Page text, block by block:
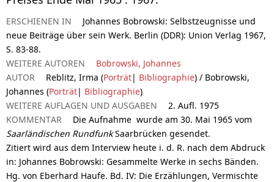
ERSCHIENEN IN
Johannes Bobrowski: Selbstzeugnisse und
neue Beiträge über sein Werk. Berlin (DDR): Union Verlag 1967,
S. 83-88.
WEITERE AUTOREN
Bobrowski, Johannes
AUTOR
Reblitz, Irma (Porträt| Bibliographie) / Bobrowski,
Johannes (Porträt| Bibliographie)
WEITERE AUFLAGEN UND AUSGABEN
2. Aufl. 1975
KOMMENTAR
Die Aufnahme wurde am 30. Mai 1965 vom
Saarländischen RundfunkSaarbrücken gesendet.
Zitiert wird aus dem Interview heute i. d. R. nach dem Abdruck
in: Johannes Bobrowski: Gesammelte Werke in sechs Bänden.
Hg. von Eberhard Haufe. Bd. IV: Die Erzählungen, Vermischte